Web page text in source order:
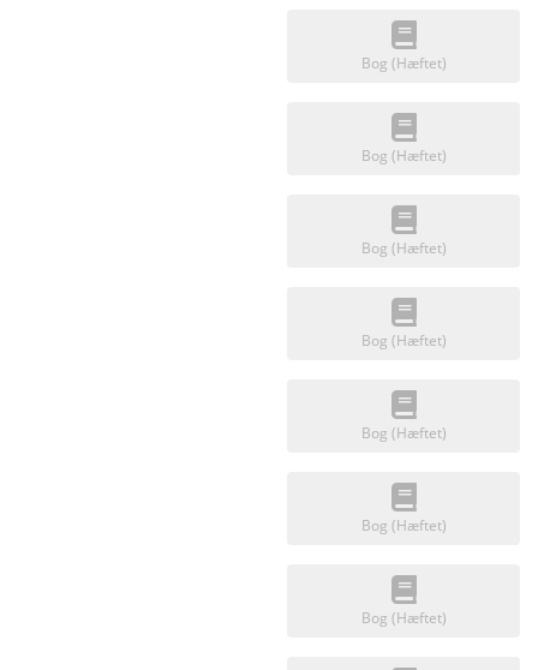
Bog (Hæftet)
Bog (Hæftet)
Bog (Hæftet)
Bog (Hæftet)
Bog (Hæftet)
Bog (Hæftet)
Bog (Hæftet)